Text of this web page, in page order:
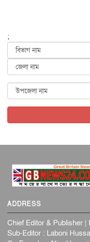
জুলাইয়ের
;
ADDRESS
Chief Editor & Publisher |
Sub-Editor : Laboni